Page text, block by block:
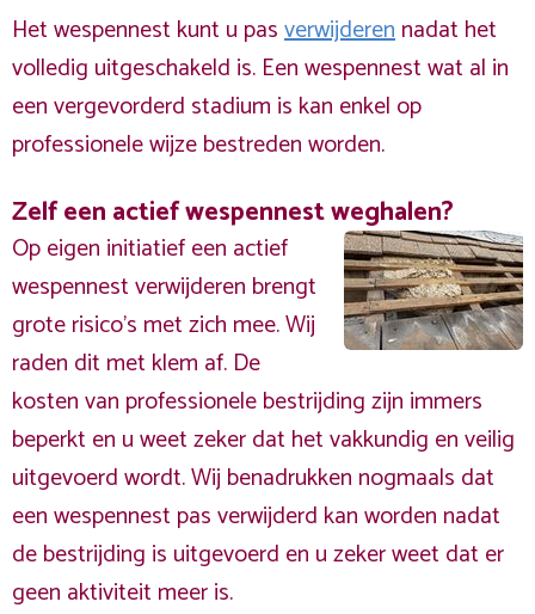
Het wespennest kunt u pasverwijderennadat het
volledig uitgeschakeld is. Een wespennest wat al in
een vergevorderd stadium is kan enkel op
professionele wijze bestreden worden.
Zelf een actief wespennest weghalen?
Op eigen initiatief een actief
wespennest verwijderen brengt
grote risico’s met zich mee. Wij
raden dit met klem af. De
kosten van professionele bestrijding zijn immers
beperkt en u weet zeker dat het vakkundig en veilig
uitgevoerd wordt. Wij benadrukken nogmaals dat
een wespennest pas verwijderd kan worden nadat
de bestrijding is uitgevoerd en u zeker weet dat er
geen aktiviteit meer is.